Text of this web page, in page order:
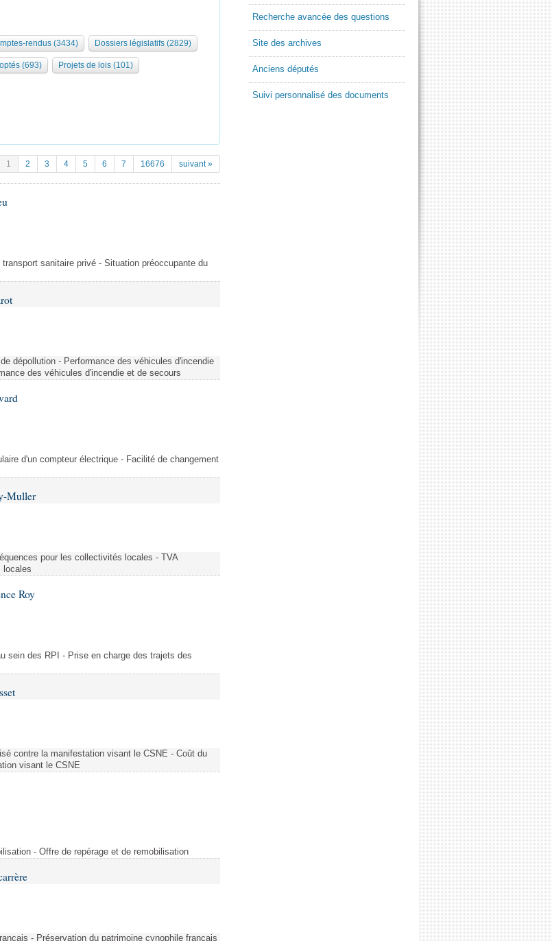
rendus (3434) Dossiers législatifs (2829)
(693) Projets de lois (101)
1 2 3 4 5 6 7 16676 suivant »
sanitaire privé - Situation préoccupante du
dépollution - Performance des véhicules d'incendie
des véhicules d'incendie et de secours
d'un compteur électrique - Facilité de changement
Muller
pour les collectivités locales - TVA
locales
Roy
sein des RPI - Prise en charge des trajets des
contre la manifestation visant le CSNE - Coût du
visant le CSNE
- Offre de repérage et de remobilisation
- Préservation du patrimoine cynophile français
Recherche avancée des questions
Site des archives
Anciens députés
Suivi personnalisé des documents